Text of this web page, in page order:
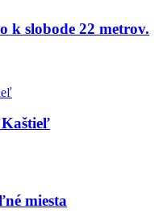
k slobode 22 metrov.
Kaštieľ
miesta